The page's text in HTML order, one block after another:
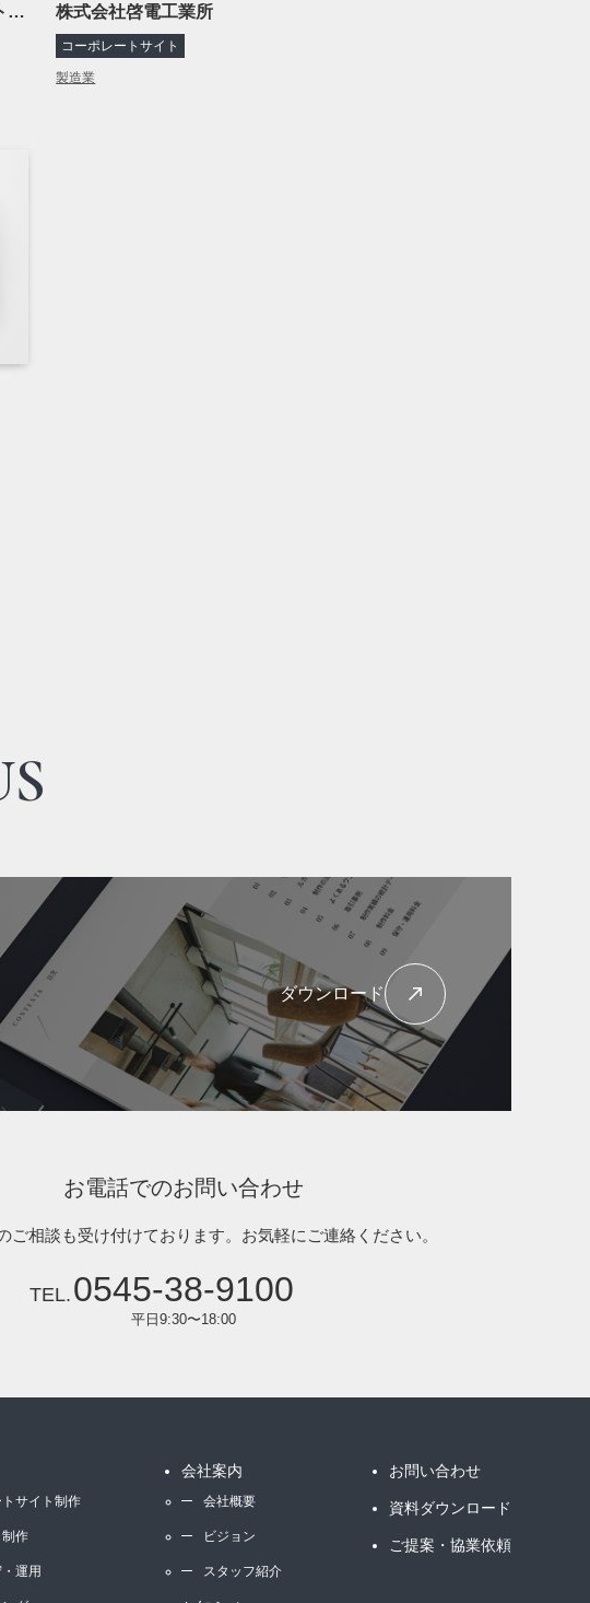
富士市地域産業支援センター Beパレット富士 株式会社啓電工業所
コーポレートサイト
製造業
ダウンロード
お電話でのお問い合わせ
ご相談も受け付けております。 お気軽にご連絡ください。
0545-38-9100
平日9:30〜18:00
サイト制作
作
運用
会社案内
会社概要
ビジョン
スタッフ紹介
お問い合わせ
資料ダウンロード
ご提案・協業依頼